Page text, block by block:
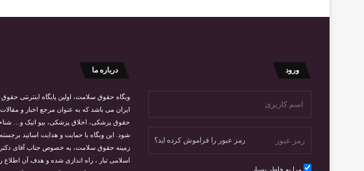
ورود
رمز عبور را فراموش کرده اید؟
مرا به خاطر بسپار
درباره ما
وبگاه حقوق سلامت، اولین پایگاه اینترنتی
ایران می باشد که به عنوان مرجع اخبار و
حقوق پزشکی، اخلاق پزشکی، بیو اتیک و…
شود. این وبگاه با حمایت و هدایت اساتید برجسته
زمینه حقوق سلامت، به خصوص جناب آقای
اسلامی تبار ، راه اندازی شده و هدف آن اطلاع